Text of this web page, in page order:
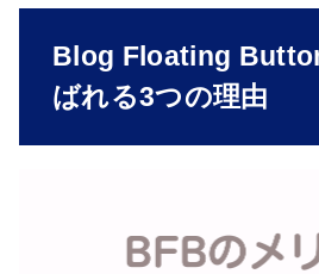
Blog Floating
ばれる3つの理由